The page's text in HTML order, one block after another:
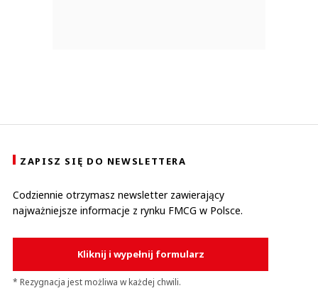
ZAPISZ SIĘ DO NEWSLETTERA
Codziennie otrzymasz newsletter zawierający
najważniejsze informacje z rynku FMCG w Polsce.
Kliknij i wypełnij formularz
* Rezygnacja jest możliwa w każdej chwili.